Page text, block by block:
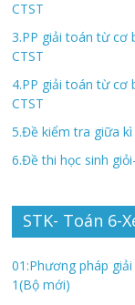
CTST
3.PP giải toán từ cơ
CTST
4.PP giải toán từ cơ
CTST
5.Đề kiểm tra giữa
6.Đề thi học sinh
STK- Toán 6-
01:Phương pháp
1(Bộ mới)